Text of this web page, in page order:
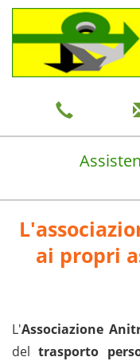
ai propri
L'Associazione
deltrasporto